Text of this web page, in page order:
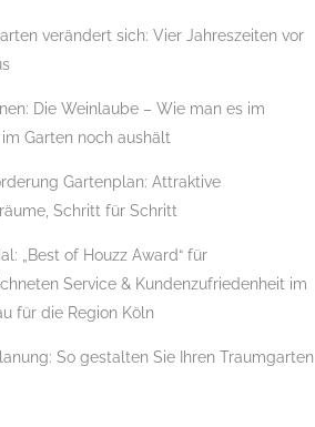
verändert sich: Vier Jahreszeiten vor
Die Weinlaube – Wie man es im
Garten noch aushält
Gartenplan: Attraktive
Schritt für Schritt
„Best of Houzz Award“ für
Service & Kundenzufriedenheit im
für die Region Köln
So gestalten Sie Ihren Traumgarten